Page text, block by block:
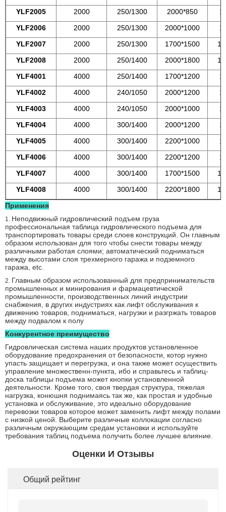
YLF2005 2000 250/1300 2000*850
YLF2006
2000 250/1300 2000*1000
YLF2007
2000 250/1300 1700*1500
YLF2008
2000 250/1400 2000*1800
YLF4001
4000 250/1400 1700*1200
YLF4002
4000 240/1050 2000*1200
YLF4003
4000 240/1050 2000*1000
YLF4004
4000 300/1400 2000*1200
YLF4005
4000 300/1400 2200*1000
YLF4006
4000 300/1400 2200*1200
YLF4007
4000 300/1400 1700*1500
YLF4008
4000 300/1400 2200*1800
Применения
1. Неподвижный гидровлический подъем груза
профессиональная таблица гидровлического подъема для
транспортировать товары среди слоев конструкций. Он главным
образом использован для того чтобы снести товары между
различными работая слоями; автоматический подниматься
между высотами слоя трехмерного гаража и подземного
гаража, etc.
2. Главным образом использованный для предпринимательств
промышленных и минирования и фармацевтической
промышленности, производственных линий индустрии
снабжения, в других индустриях как лифт обслуживания к
движению товаров, подниматься, нагрузки и разгржать товаров
между подвалом к полу
Конкурентное преимущество
Гидровлическая система наших продуктов установленное
оборудование предохранения от безопасности, котор нужно
упасть защищает и перегрузка, и она также может осуществить
управление множественн-пункта, ибо и справьтесь и таблиц-
доска таблицы подъема может кнопки установленной
деятельности. Кроме того, своя твердая структура, тяжелая
нагрузка, конюшня поднимаясь так же, как простая и удобные
установка и обслуживание, это идеально оборудование
перевозки товаров которое может заменить лифт между полами
с низкой ценой. Выберите различные коллокации согласно
различным окружающим средам установки и используйте
требования таблиц подъема получить более лучшее влияние.
Оценки И Отзывы
Общий рейтинг